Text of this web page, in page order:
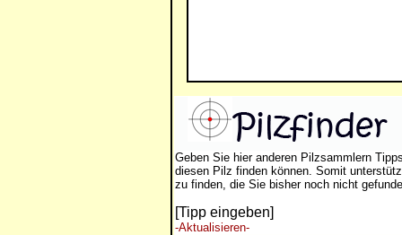
Geben Sie hier anderen Pilzsammlern
diesen Pilz finden können. Somit
zu finden, die Sie bisher noch nicht
[Tipp eingeben]
-Aktualisieren-